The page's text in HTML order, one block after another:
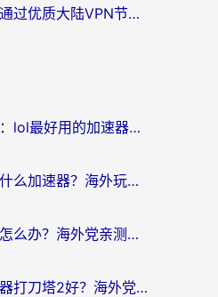
海外党必看：如何通过优质大陆VPN节点无缝访问国内资源？
留学生海外党必看：lol最好用的加速器怎么选？附一梦江湖、神鬼传奇加速攻略
境外玩鸿图之下用什么加速器？海外玩家必看的国服游戏加速全攻略
在日本打不开原神怎么办？海外党亲测有效的国服游戏加速指南
在国外用什么加速器打刀塔2好？海外党国服游戏加速避坑指南